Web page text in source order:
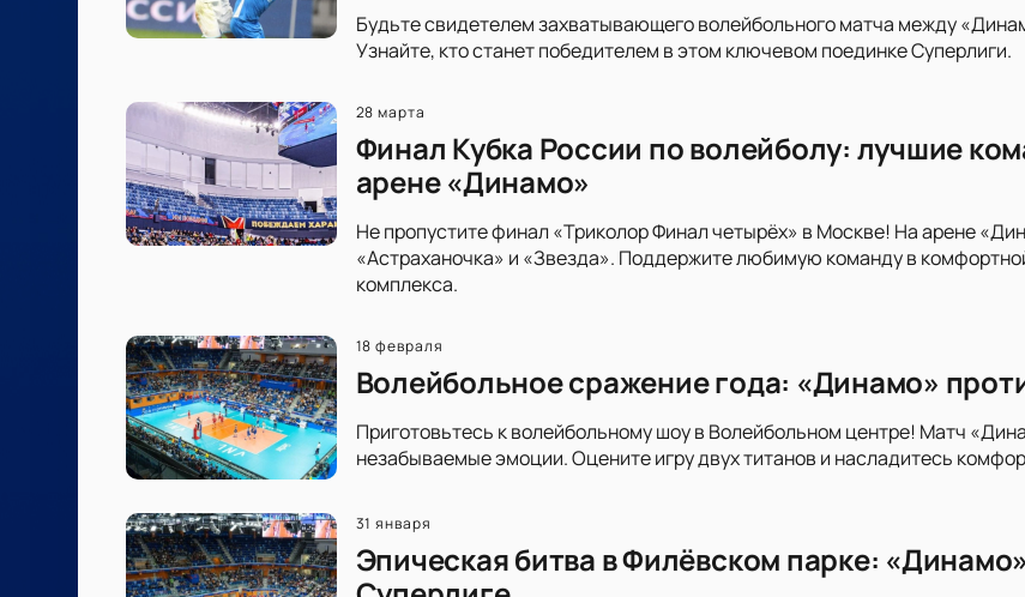
Будьте свидетелем захватывающего волейбольного матча между
Узнайте, кто станет победителем в этом ключевом поединке Суперлиги.
28 марта
Финал Кубка России по волейболу: лучшие
арене «Динамо»
Не пропустите финал «Триколор Финал четырёх» в Москве! На арене
«Астраханочка» и «Звезда». Поддержите любимую команду в
комплекса.
18 февраля
Волейбольное сражение года: «Динамо»
Приготовьтесь к волейбольному шоу в Волейбольном центре! Матч
незабываемые эмоции. Оцените игру двух титанов и насладитесь
31 января
Эпическая битва в Филёвском парке: